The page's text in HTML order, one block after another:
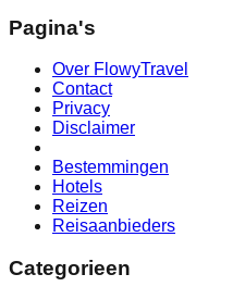
Pagina's
Over FlowyTravel
Contact
Privacy
Disclaimer
Bestemmingen
Hotels
Reizen
Reisaanbieders
Categorieen